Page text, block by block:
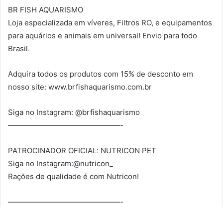
BR FISH AQUARISMO
Loja especializada em víveres, Filtros RO, e equipamentos
para aquários e animais em universal! Envio para todo
Brasil.
Adquira todos os produtos com 15% de desconto em
nosso site: www.brfishaquarismo.com.br
Siga no Instagram: @brfishaquarismo
———————————————-
PATROCINADOR OFICIAL: NUTRICON PET
Siga no Instagram:@nutricon_
Rações de qualidade é com Nutricon!
———————————————-